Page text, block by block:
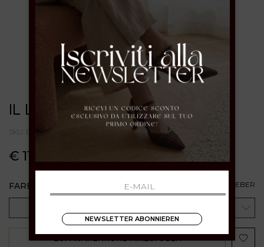
IL LACCIO
SKU: ELSAN252CAMOSCIOANETO
€ 119.00
FARBE: GRÖSSENRATGEBER
ZUM WARENKORB HINZUFÜGEN
NEWSLETTER ABONNIEREN